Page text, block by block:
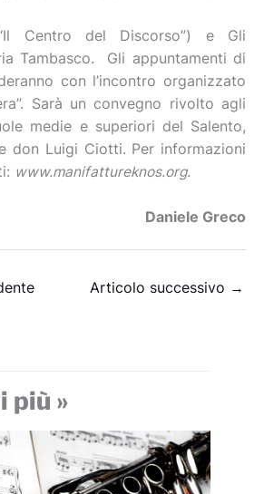
“Il Centro del Discorso”) e Gli
Tambasco. Gli appuntamenti di
con l’incontro organizzato
Sarà un convegno rivolto agli
medie e superiori del Salento,
don Luigi Ciotti. Per informazioni
www.manifattureknos.org.
Daniele Greco
Articolo successivo →
più »